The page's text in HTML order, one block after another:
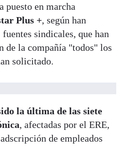
puesto en marcha
Plus +, según han
sindicales, que han
de la compañía "todos" los
solicitado.
la última de las siete
, afectadas por el ERE,
de empleados